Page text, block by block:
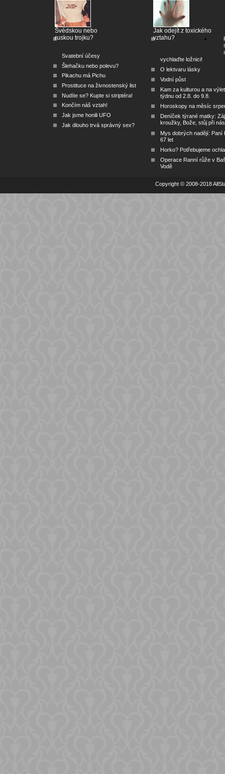
Švédskou nebo
ruskou trojku?
Svatební účesy
Šlehačku nebo polevu?
Pikachu má Pichu
Prostituce na živnostenský list
Nudíte se? Kupte si striptéra!
Končím náš vztah!
Jak jsme honili UFO
Jak dlouho trvá správný sex?
Jak odejít z toxického
vztahu?
vychlaďte ložnici!
O lektvaru lásky
Vodní půst
Kam za kulturou a na
týdnu od 2.8. do 9.8.
Horoskopy na měsíc
Deníček týrané matky:
kroužky, Bože, stůj při nás
Mys dobrých nadějí: Paní
67 let
Horko? Potřebujeme
Operace Ranní růže v
Vodě
Copyright © 2008-2018